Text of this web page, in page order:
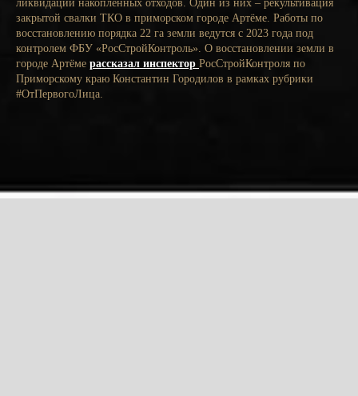
ликвидации накопленных отходов. Один из них – рекультивация
закрытой свалки ТКО в приморском городе Артёме. Работы по
восстановлению порядка 22 га земли ведутся с 2023 года под
контролем ФБУ «РосСтройКонтроль». О восстановлении земли в
городе Артёме рассказал инспектор РосСтройКонтроля по
Приморскому краю Константин Городилов в рамках рубрики
#ОтПервогоЛица.